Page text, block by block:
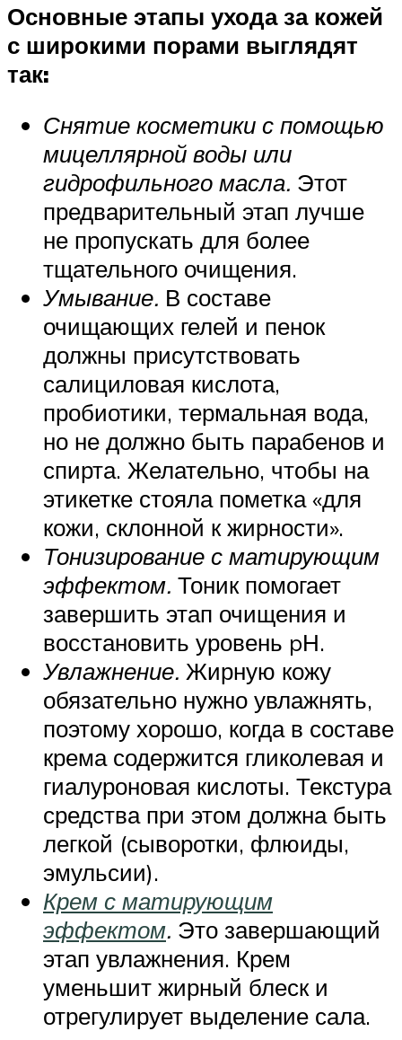
Основные этапы ухода за кожей
с широкими порами выглядят
так:
Снятие косметики с помощью
мицеллярной воды или
гидрофильного масла. Этот
предварительный этап лучше
не пропускать для более
тщательного очищения.
Умывание. В составе
очищающих гелей и пенок
должны присутствовать
салициловая кислота,
пробиотики, термальная вода,
но не должно быть парабенов и
спирта. Желательно, чтобы на
этикетке стояла пометка «для
кожи, склонной к жирности».
Тонизирование с матирующим
эффектом. Тоник помогает
завершить этап очищения и
восстановить уровень pН.
Увлажнение. Жирную кожу
обязательно нужно увлажнять,
поэтому хорошо, когда в составе
крема содержится гликолевая и
гиалуроновая кислоты. Текстура
средства при этом должна быть
легкой (сыворотки, флюиды,
эмульсии).
Крем с матирующим
эффектом. Это завершающий
этап увлажнения. Крем
уменьшит жирный блеск и
отрегулирует выделение сала.